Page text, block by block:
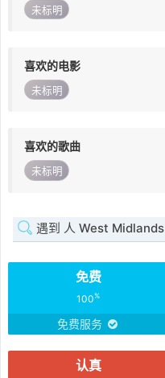
未标明
喜欢的电影
未标明
喜欢的歌曲
未标明
遇到 人 West Midlands
免费
100%
免费服务
认真